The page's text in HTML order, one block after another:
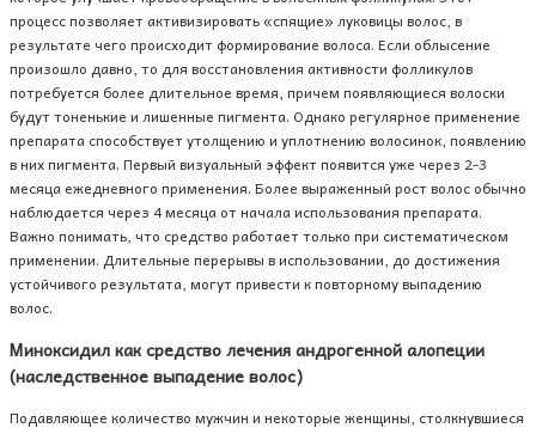
процесс позволяет активизировать «спящие» луковицы волос, в
результате чего происходит формирование волоса. Если облысение
произошло давно, то для восстановления активности фолликулов
потребуется более длительное время, причем появляющиеся волоски
будут тоненькие и лишенные пигмента. Однако регулярное применение
препарата способствует утолщению и уплотнению волосинок, появлению
в них пигмента. Первый визуальный эффект появится уже через 2-3
месяца ежедневного применения. Более выраженный рост волос обычно
наблюдается через 4 месяца от начала использования препарата.
Важно понимать, что средство работает только при систематическом
применении. Длительные перерывы в использовании, до достижения
устойчивого результата, могут привести к повторному выпадению
волос.
Миноксидил как средство лечения андрогенной алопеции
(наследственное выпадение волос)
Подавляющее количество мужчин и некоторые женщины, столкнувшиеся